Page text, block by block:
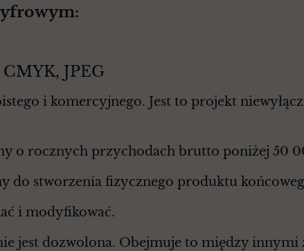
JPEG
i komercyjnego. Jest to projekt
o rocznych przychodach brutto poniżej 50
do stworzenia fizycznego produktu
i modyfikować.
jest dozwolona. Obejmuje to między